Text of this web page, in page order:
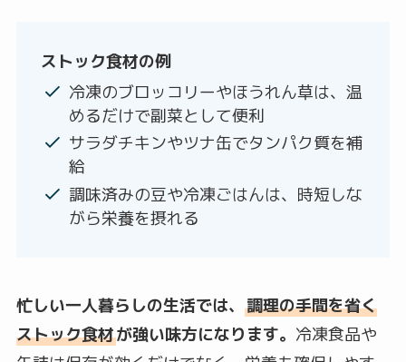
ストック食材の例
冷凍のブロッコリーやほうれん草は、温
めるだけで副菜として便利
サラダチキンやツナ缶でタンパク質を補
給
調味済みの豆や冷凍ごはんは、時短しな
がら栄養を摂れる
忙しい一人暮らしの生活では、 調理の手間を省く
ストック食材が強い味方になります。 冷凍食品や